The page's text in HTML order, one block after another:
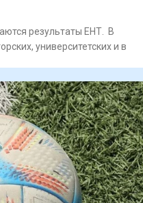
результаты ЕНТ. В
университетских и в